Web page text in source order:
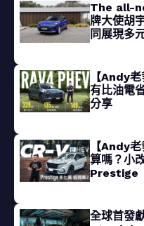
The all-
牌大使胡
同展現多
【Andy
有比油電
分享
【Andy
算嗎？小
Prestige
全球首發